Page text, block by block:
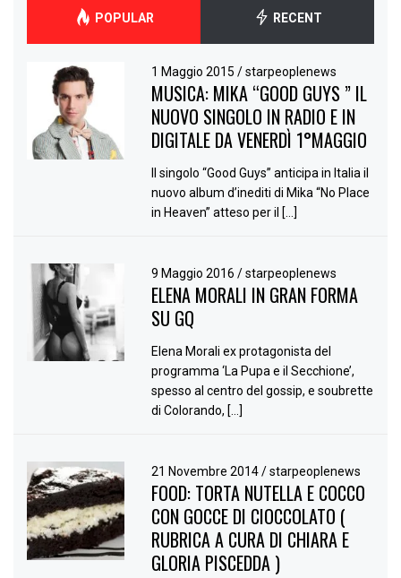
POPULAR RECENT
1 Maggio 2015/ starpeoplenews
MUSICA: MIKA “GOOD GUYS ” IL
NUOVO SINGOLO IN RADIO E IN
DIGITALE DA VENERDÌ 1°MAGGIO
Il singolo “Good Guys” anticipa in Italia il
nuovo album d’inediti di Mika “No Place
in Heaven” atteso per il […]
9 Maggio 2016/ starpeoplenews
ELENA MORALI IN GRAN FORMA
SU GQ
Elena Morali ex protagonista del
programma ‘La Pupa e il Secchione’,
spesso al centro del gossip, e soubrette
di Colorando, […]
21 Novembre 2014/ starpeoplenews
FOOD: TORTA NUTELLA E COCCO
CON GOCCE DI CIOCCOLATO (
RUBRICA A CURA DI CHIARA E
GLORIA PISCEDDA )